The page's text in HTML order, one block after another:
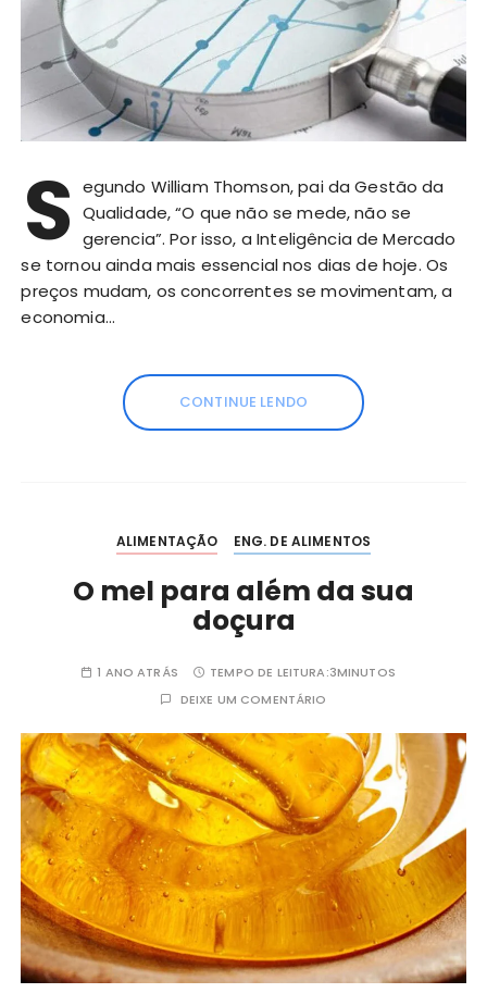
S egundo William Thomson, pai da Gestão da
Qualidade, “O que não se mede, não se
gerencia”. Por isso, a Inteligência de Mercado
se tornou ainda mais essencial nos dias de hoje. Os
preços mudam, os concorrentes se movimentam, a
economia…
CONTINUE LENDO
ALIMENTAÇÃO ENG. DE ALIMENTOS
O mel para além da sua
doçura
1 ANO ATRÁS TEMPO DE LEITURA:3MINUTOS
DEIXE UM COMENTÁRIO